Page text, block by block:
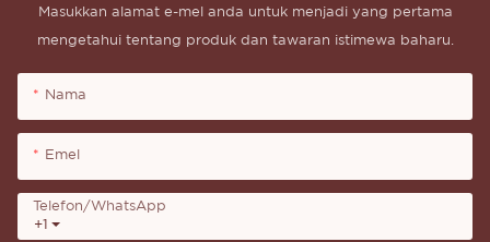
Masukkan alamat e-mel anda untuk menjadi yang pertama
mengetahui tentang produk dan tawaran istimewa baharu.
Nama
Emel
+1
Telefon/whatsApp